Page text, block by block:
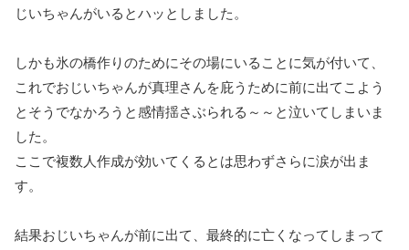
じいちゃんがいるとハッとしました。
しかも氷の橋作りのためにその場にいることに気が付いて、
これでおじいちゃんが真理さんを庇うために前に出てこよう
とそうでなかろうと感情揺さぶられる～～と泣いてしまいま
した。
ここで複数人作成が効いてくるとは思わずさらに涙が出ま
す。
結果おじいちゃんが前に出て、最終的に亡くなってしまって